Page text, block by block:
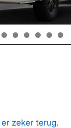
zeker terug.